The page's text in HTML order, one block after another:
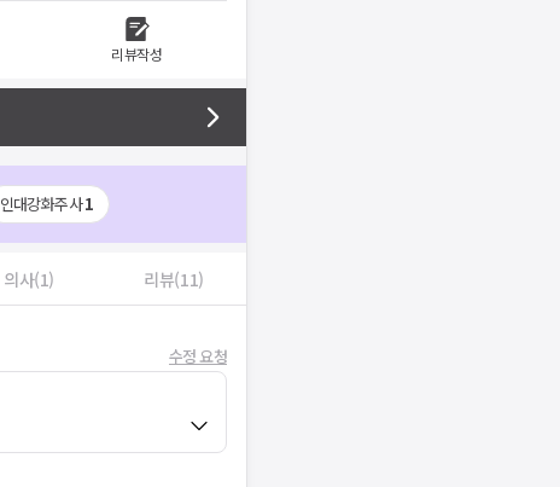
리뷰작성
인대강화주사1
의사(1) 리뷰(11)
수정 요청